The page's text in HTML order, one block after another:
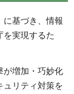
に基づき、情報
を実現するた
が増加・巧妙化
ュリティ対策を